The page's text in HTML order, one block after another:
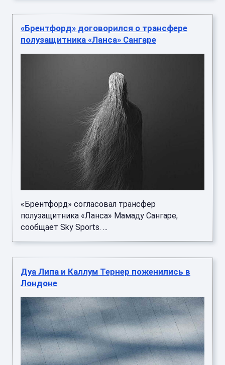
«Брентфорд» договорился о трансфере
полузащитника «Ланса» Сангаре
«Брентфорд» согласовал трансфер
полузащитника «Ланса» Мамаду Сангаре,
сообщает Sky Sports. ...
Дуа Липа и Каллум Тернер поженились в
Лондоне